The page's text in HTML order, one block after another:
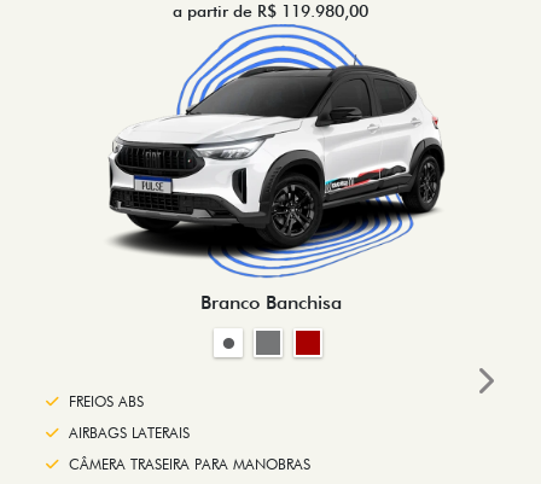
a partir de R$ 119.980,00
Branco Banchisa
FREIOS ABS
AIRBAGS LATERAIS
CÂMERA TRASEIRA PARA MANOBRAS
Next